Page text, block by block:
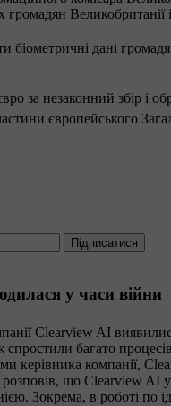
біометричні дані
за незаконний збір і
європейського
Підписатися
у часи війни
Clearview AI
багато
компанії,
що Clearview AI
Зокрема, в роботі по